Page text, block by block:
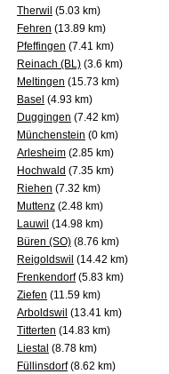
Therwil (5.03 km)
Fehren (13.89 km)
Pfeffingen (7.41 km)
Reinach (BL) (3.6 km)
Meltingen (15.73 km)
Basel (4.93 km)
Duggingen (7.42 km)
Münchenstein (0 km)
Arlesheim (2.85 km)
Hochwald (7.35 km)
Riehen (7.32 km)
Muttenz (2.48 km)
Lauwil (14.98 km)
Büren (SO) (8.76 km)
Reigoldswil (14.42 km)
Frenkendorf(5.83 km)
Ziefen (11.59 km)
Arboldswil (13.41 km)
Titterten (14.83 km)
Liestal (8.78 km)
Füllinsdorf(8.62 km)